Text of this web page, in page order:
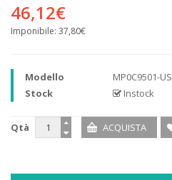
46,12€
Imponibile: 37,80€
Modello
MP0C9501-
Stock
Instock
Qtà